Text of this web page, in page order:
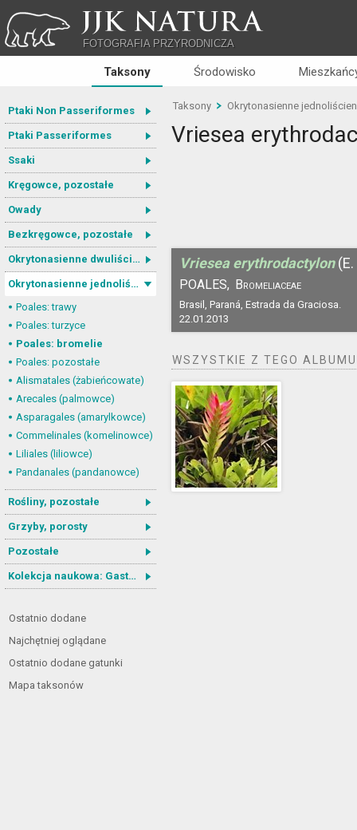
JJK NATURA
FOTOGRAFIA PRZYRODNICZA
Taksony Środowisko
Ptaki Non Passeriformes
Ptaki Passeriformes
Ssaki
Kręgowce, pozostałe
Owady
Bezkręgowce, pozostałe
Okrytonasienne dwuliścienne
Okrytonasienne jednoliścienne
Poales: trawy
Poales: turzyce
Poales: bromelie
Poales: pozostałe
Alismatales (żabieńcowate)
Arecales (palmowce)
Asparagales (amarylkowce)
Commelinales (komelinowce)
Liliales (liliowce)
Pandanales (pandanowce)
Rośliny, pozostałe
Grzyby, porosty
Pozostałe
Kolekcja naukowa: Gastrotricha
Ostatnio dodane
Najchętniej oglądane
Ostatnio dodane gatunki
Mapa taksonów
Taksony Okrytonasienne
Vriesea
Vriesea erythrodactylon
POALES, Bromeliaceae
Brasil, Paraná, Estrada da Graciosa.
22.01.2013
WSZYSTKIE Z TEGO ALBUMU